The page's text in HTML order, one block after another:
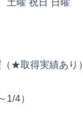
★取得実績あり）
1/4）